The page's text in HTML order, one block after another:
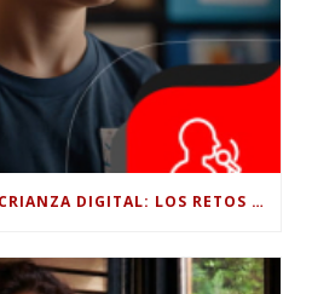
GENERACIÓN BETA Y CRIANZA DIGITAL: LOS RETOS DE CRIAR HIJOS EN LA ERA DE LA INTELIGENCIA ARTIFICIAL